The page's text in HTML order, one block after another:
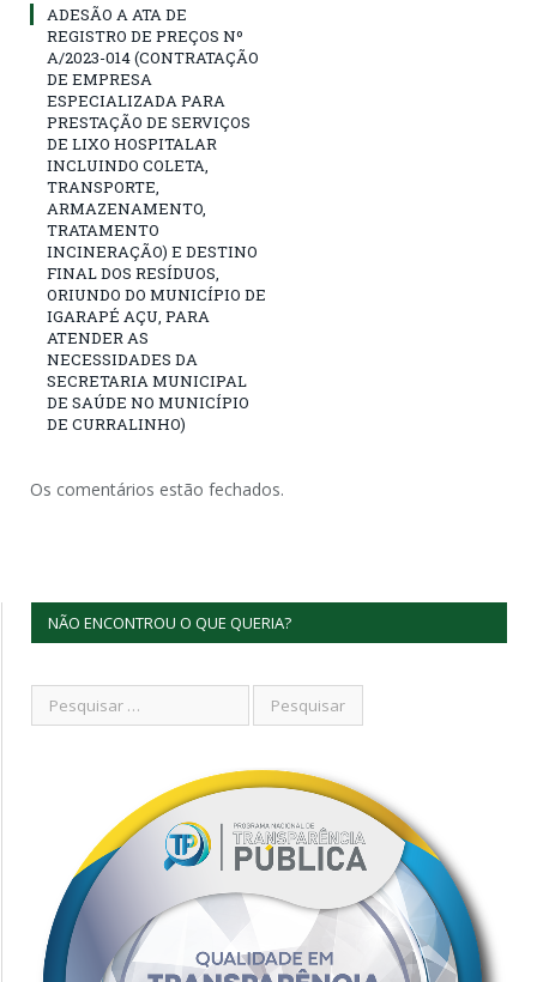
ADESÃO A ATA DE
REGISTRO DE PREÇOS Nº
A/2023-014 (CONTRATAÇÃO
DE EMPRESA
ESPECIALIZADA PARA
PRESTAÇÃO DE SERVIÇOS
DE LIXO HOSPITALAR
INCLUINDO COLETA,
TRANSPORTE,
ARMAZENAMENTO,
TRATAMENTO
INCINERAÇÃO) E DESTINO
FINAL DOS RESÍDUOS,
ORIUNDO DO MUNICÍPIO DE
IGARAPÉ AÇU, PARA
ATENDER AS
NECESSIDADES DA
SECRETARIA MUNICIPAL
DE SAÚDE NO MUNICÍPIO
DE CURRALINHO)
Os comentários estão fechados.
NÃO ENCONTROU O QUE QUERIA?